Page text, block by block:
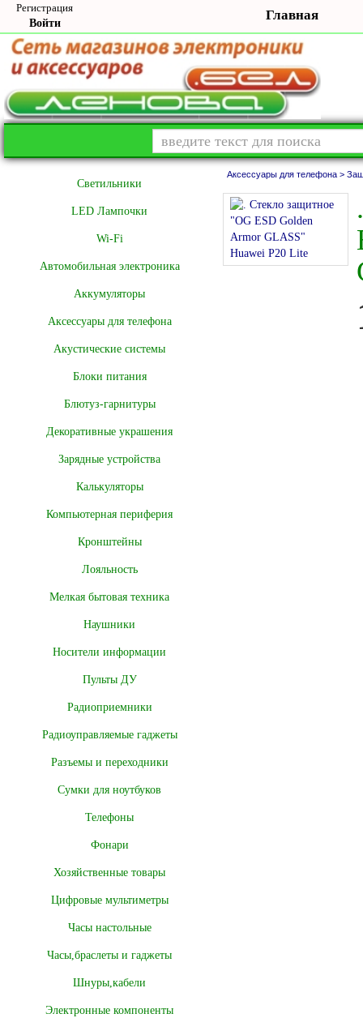
Регистрация
Войти
Главная
Cветильники
LED Лампочки
Wi-Fi
Автомобильная электроника
Аккумуляторы
Аксессуары для телефона
Акустические системы
Блоки питания
Блютуз-гарнитуры
Декоративные украшения
Зарядные устройства
Калькуляторы
Компьютерная периферия
Кронштейны
Лояльность
Мелкая бытовая техника
Наушники
Носители информации
Пульты ДУ
Радиоприемники
Радиоуправляемые гаджеты
Разъемы и переходники
Сумки для ноутбуков
Телефоны
Фонари
Хозяйственные товары
Цифровые мультиметры
Часы настольные
Часы,браслеты и гаджеты
Шнуры,кабели
Электронные компоненты
Аксессуары для телефона >